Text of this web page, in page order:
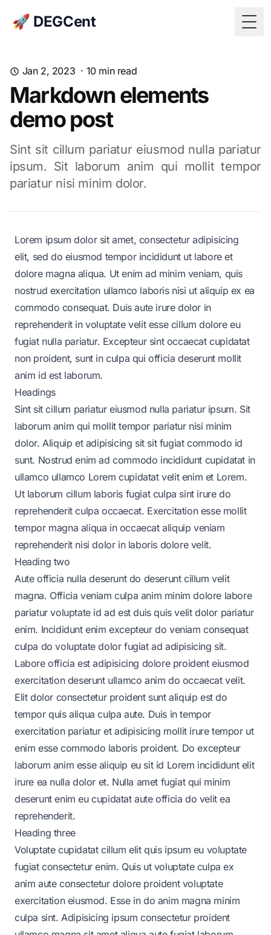
🚀 DEGCent
Jan 2, 2023 · 10min read
Markdown elements
demo post
Sint sit cillum pariatur eiusmod nulla pariatur
ipsum. Sit laborum anim qui mollit tempor
pariatur nisi minim dolor.
Lorem ipsum dolor sit amet, consectetur adipisicing
elit, sed do eiusmod tempor incididunt ut labore et
dolore magna aliqua. Ut enim ad minim veniam, quis
nostrud exercitation ullamco laboris nisi ut aliquip ex ea
commodo consequat. Duis aute irure dolor in
reprehenderit in voluptate velit esse cillum dolore eu
fugiat nulla pariatur. Excepteur sint occaecat cupidatat
non proident, sunt in culpa qui officia deserunt mollit
anim id est laborum.
Headings
Sint sit cillum pariatur eiusmod nulla pariatur ipsum. Sit
laborum anim qui mollit tempor pariatur nisi minim
dolor. Aliquip et adipisicing sit sit fugiat commodo id
sunt. Nostrud enim ad commodo incididunt cupidatat in
ullamco ullamco Lorem cupidatat velit enim et Lorem.
Ut laborum cillum laboris fugiat culpa sint irure do
reprehenderit culpa occaecat. Exercitation esse mollit
tempor magna aliqua in occaecat aliquip veniam
reprehenderit nisi dolor in laboris dolore velit.
Heading two
Aute officia nulla deserunt do deserunt cillum velit
magna. Officia veniam culpa anim minim dolore labore
pariatur voluptate id ad est duis quis velit dolor pariatur
enim. Incididunt enim excepteur do veniam consequat
culpa do voluptate dolor fugiat ad adipisicing sit.
Labore officia est adipisicing dolore proident eiusmod
exercitation deserunt ullamco anim do occaecat velit.
Elit dolor consectetur proident sunt aliquip est do
tempor quis aliqua culpa aute. Duis in tempor
exercitation pariatur et adipisicing mollit irure tempor ut
enim esse commodo laboris proident. Do excepteur
laborum anim esse aliquip eu sit id Lorem incididunt elit
irure ea nulla dolor et. Nulla amet fugiat qui minim
deserunt enim eu cupidatat aute officia do velit ea
reprehenderit.
Heading three
Voluptate cupidatat cillum elit quis ipsum eu voluptate
fugiat consectetur enim. Quis ut voluptate culpa ex
anim aute consectetur dolore proident voluptate
exercitation eiusmod. Esse in do anim magna minim
culpa sint. Adipisicing ipsum consectetur proident